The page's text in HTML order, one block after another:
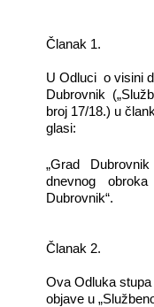
Članak 1.
U Odluci o visini
Dubrovnik
broj 17/18.) u
glasi:
„Grad
dnevnog
Dubrovnik“.
Članak 2.
Ova Odluka
objave u